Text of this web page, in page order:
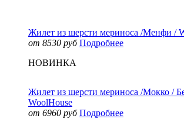
Жилет из шерсти мериноса /Менфи /
от 8530 руб Подробнее
НОВИНКА
Жилет из шерсти мериноса /Мокко /
WoolHouse
от 6960 руб Подробнее